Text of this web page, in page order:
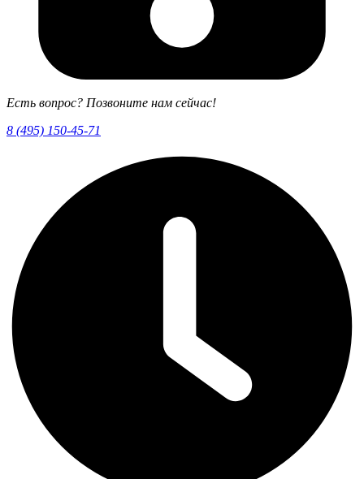
Есть вопрос? Позвоните нам сейчас!
8 (495) 150-45-71